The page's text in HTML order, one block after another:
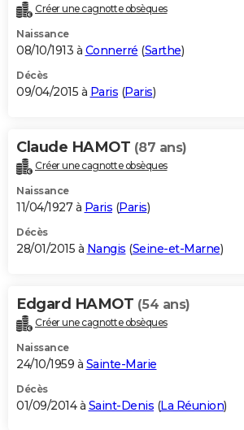
Créer une cagnotte obsèques
Naissance
08/10/1913 à Connerré (Sarthe)
Décès
09/04/2015 à Paris (Paris)
Claude HAMOT (87 ans)
Créer une cagnotte obsèques
Naissance
11/04/1927 à Paris (Paris)
Décès
28/01/2015 à Nangis (Seine-et-Marne)
Edgard HAMOT (54 ans)
Créer une cagnotte obsèques
Naissance
24/10/1959 à Sainte-Marie
Décès
01/09/2014 à Saint-Denis (La Réunion)